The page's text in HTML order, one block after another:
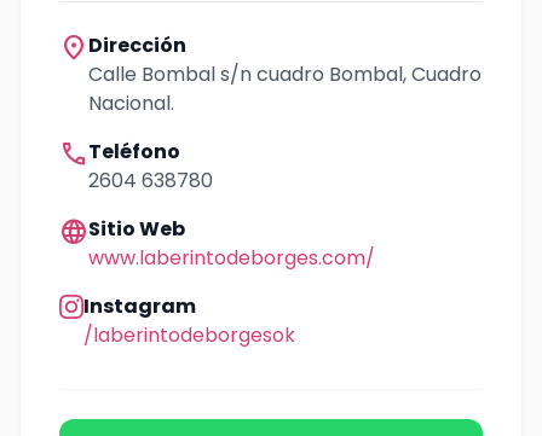
location_on Dirección
Calle Bombal s/n cuadro Bombal, Cuadro
Nacional.
callTeléfono
2604 638780
languageSitio Web
www.laberintodeborges.com/
Instagram
/laberintodeborgesok